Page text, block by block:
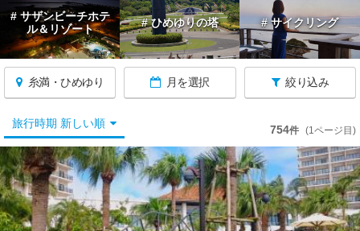
# サザンビーチホテ
ル＆リゾート
# ひめゆりの塔 # サイクリング
糸満・ひめゆり 月を選択 絞り込み
る
沖
縄
す
べ
て
宮
古
列
島
旅行時期 新しい順 754件 (1ページ目)